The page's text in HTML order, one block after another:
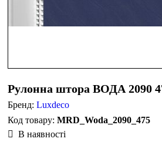
Рулонна штора ВОДА 2090
Бренд:Luxdeco
MRD_Woda_2090_475
В наявності